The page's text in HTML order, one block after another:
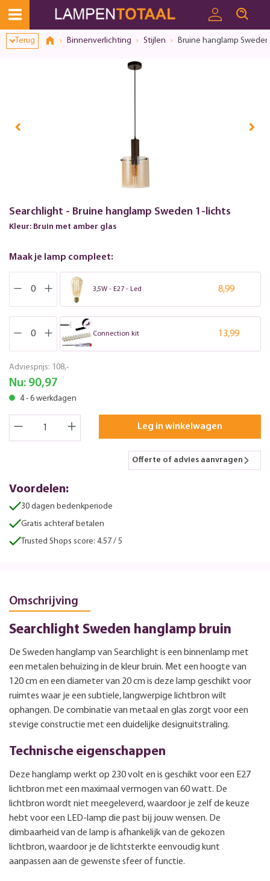
Terug Binnenverlichting Stijlen Bruine hanglamp
Searchlight - Bruine hanglamp Sweden 1-lichts
Kleur: Bruin met amber glas
Maak je lamp compleet:
3,5W - E27 - Led 8,99
Connection kit 13,99
Adviesprijs: 108,-
Nu: 90,97
4 - 6 werkdagen
Leg in winkelwagen
Offerte of advies aanvragen
Voordelen:
30 dagen bedenkperiode
Gratis achteraf betalen
Trusted Shops score: 4.57 / 5
Omschrijving
Searchlight Sweden hanglamp bruin
De Sweden hanglamp van Searchlight is een binnenlamp met
een metalen behuizing in de kleur bruin. Met een hoogte van
120 cm en een diameter van 20 cm is deze lamp geschikt voor
ruimtes waar je een subtiele, langwerpige lichtbron wilt
ophangen. De combinatie van metaal en glas zorgt voor een
stevige constructie met een duidelijke designuitstraling.
Technische eigenschappen
Deze hanglamp werkt op 230 volt en is geschikt voor een E27
lichtbron met een maximaal vermogen van 60 watt. De
lichtbron wordt niet meegeleverd, waardoor je zelf de keuze
hebt voor een LED-lamp die past bij jouw wensen. De
dimbaarheid van de lamp is afhankelijk van de gekozen
lichtbron, waardoor je de lichtsterkte eenvoudig kunt
aanpassen aan de gewenste sfeer of functie.
Toestemmingsvenster geopend